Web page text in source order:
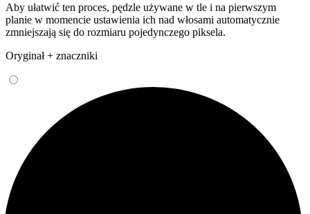
Aby ułatwić ten proces, pędzle używane w tle i na pierwszym
planie w momencie ustawienia ich nad włosami automatycznie
zmniejszają się do rozmiaru pojedynczego piksela.
Oryginał + znaczniki